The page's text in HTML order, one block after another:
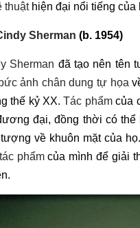
thuậthiện đại nổi tiếng của
Sherman (b. 1954)
Sherman đã tạo nên tên
bức ảnh chân dung tự họa
thế kỷ XX.Tác phẩmcủa
đại, đồng thời có thể
về khuôn mặt của
tác phẩmcủa mình để giải